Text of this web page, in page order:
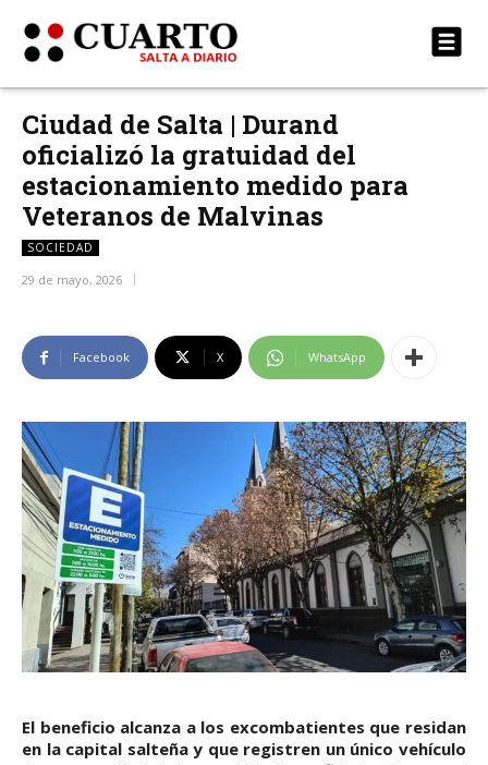
Ciudad de Salta | Durand
oficializó la gratuidad del
estacionamiento medido para
Veteranos de Malvinas
SOCIEDAD
29 de mayo, 2026
Facebook X WhatsApp
El beneficio alcanza a los excombatientes que residan
en la capital salteña y que registren un único vehículo